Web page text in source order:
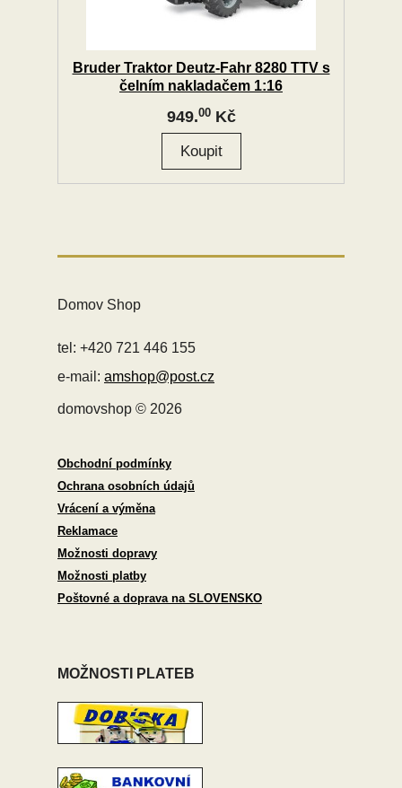
Bruder Traktor Deutz-Fahr 8280 TTV s
čelním nakladačem 1:16
949.00Kč
Domov Shop
tel: +420 721 446 155
e-mail: amshop@post.cz
domovshop © 2026
Obchodní podmínky
Ochrana osobních údajů
Vrácení a výměna
Reklamace
Možnosti dopravy
Možnosti platby
Poštovné a doprava na SLOVENSKO
MOŽNOSTI PLATEB